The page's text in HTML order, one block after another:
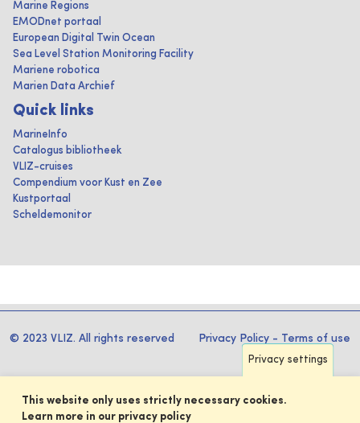
Marine Regions
EMODnet portaal
European Digital Twin Ocean
Sea Level Station Monitoring Facility
Mariene robotica
Marien Data Archief
Quick links
MarineInfo
Catalogus bibliotheek
VLIZ-cruises
Compendium voor Kust en Zee
Kustportaal
Scheldemonitor
© 2023 VLIZ. All rights reserved Privacy Policy - Terms of use
Privacy settings
This website only uses strictly necessary cookies.
Learn more in our privacy policy